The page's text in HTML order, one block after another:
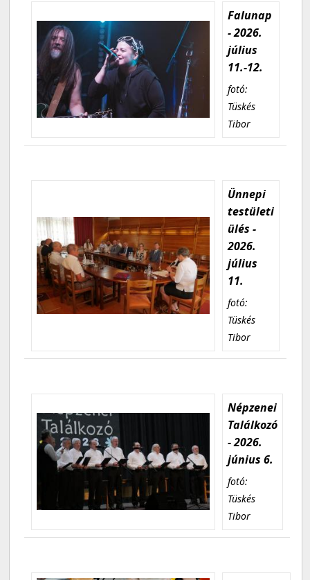
Falunap
- 2026.
július
11.-12.
fotó:
Tüskés
Tibor
Ünnepi
testületi
ülés -
2026.
július
11.
fotó:
Tüskés
Tibor
Népzenei
Találkozó
- 2026.
június 6.
fotó:
Tüskés
Tibor